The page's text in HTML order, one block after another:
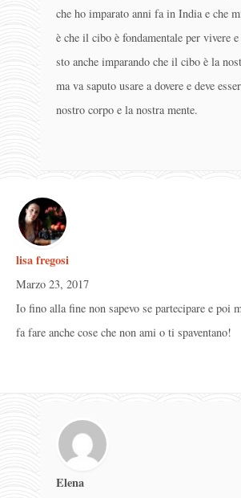
che ho imparato anni fa in India e che
è che il cibo è fondamentale per vivere
sto anche imparando che il cibo è la
ma va saputo usare a dovere e deve
nostro corpo e la nostra mente.
lisa fregosi
Marzo 23, 2017
Io fino alla fine non sapevo se partecipare e poi
fa fare anche cose che non ami o ti spaventano!
Elena